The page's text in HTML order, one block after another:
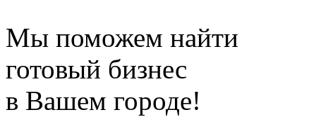
Мы поможем найти
готовый бизнес
в Вашем городе!